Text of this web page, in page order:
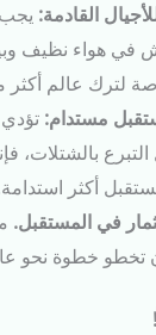
القادمة: يجب
في هواء نظيف
لترك عالم
مستدام:
بالشتلات،
أكثر
في المستقبل.
تخطو خطوة نحو